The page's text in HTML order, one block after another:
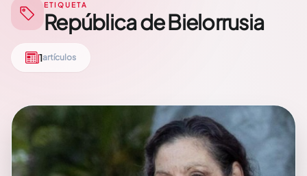
ETIQUETA
República de Bielorrusia
1artículos